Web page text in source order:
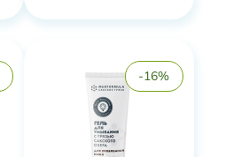
-16%